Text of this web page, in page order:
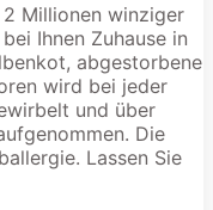
Millionen winziger
Ihnen Zuhause in
abgestorbene
wird bei jeder
und über
Die
Lassen Sie